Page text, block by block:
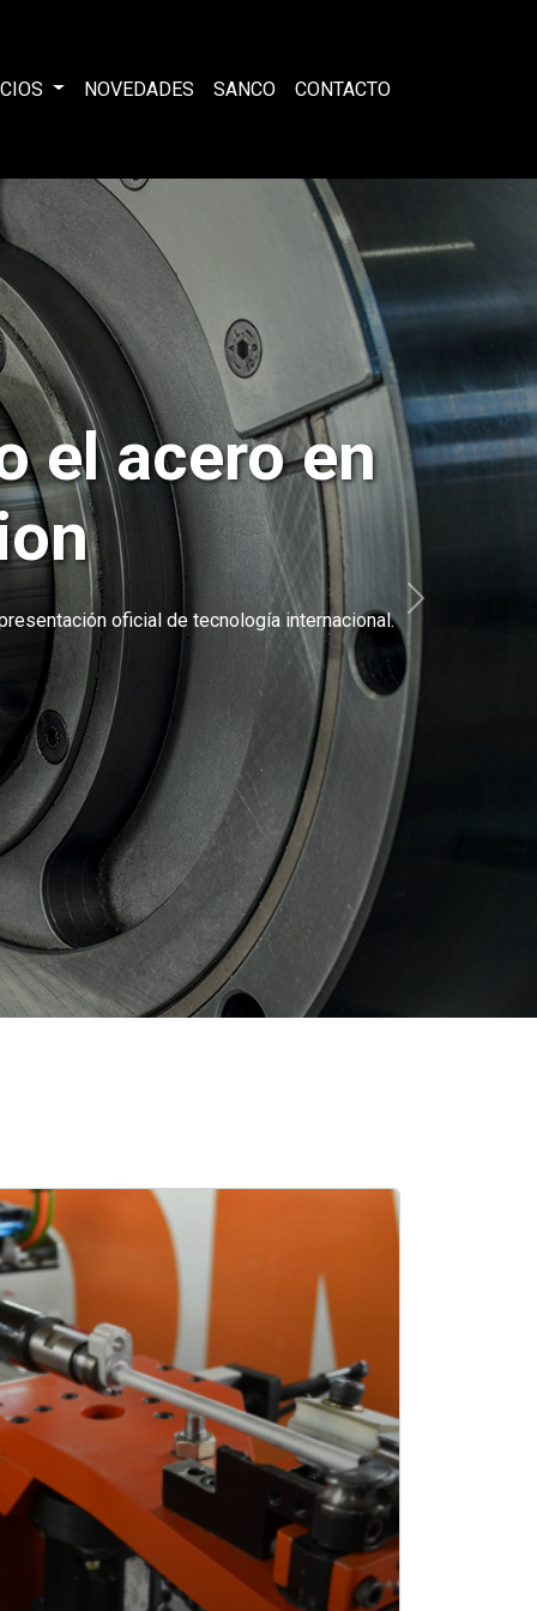
NOVEDADES SANCO CONTACTO
el acero en
oficial de tecnología internacional. Siguiente